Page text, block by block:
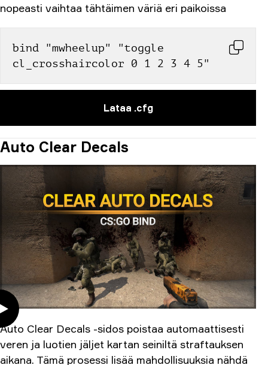
nopeasti vaihtaa tähtäimen väriä eri paikoissa
bind "mwheelup" "toggle
cl_crosshaircolor 0 1 2 3 4 5"
Lataa .cfg
Auto Clear Decals
Auto Clear Decals -sidos poistaa automaattisesti
veren ja luotien jäljet kartan seiniltä straftauksen
aikana. Tämä prosessi lisää mahdollisuuksia nähdä